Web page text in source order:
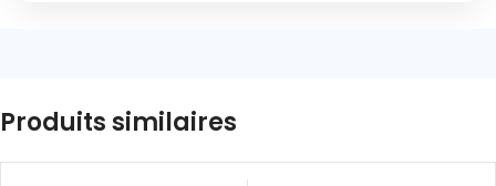
Produits similaires